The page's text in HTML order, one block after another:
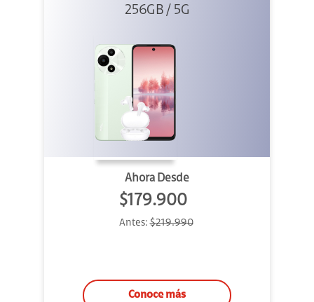
256GB Verde +
256GB / 5G
Ahora Desde
$179.900
Antes:$219.990
Conoce más